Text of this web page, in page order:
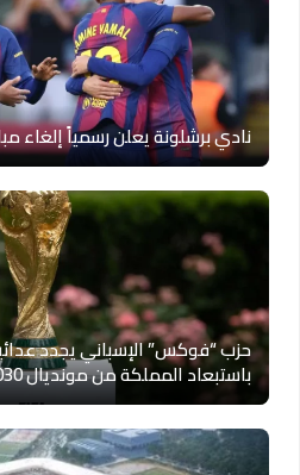
نادي برشلونة يعلن رسمياً إلغاء
حزب “فوكس” الإسباني يجدد
باستبعاد المملكة من مونديال 2030